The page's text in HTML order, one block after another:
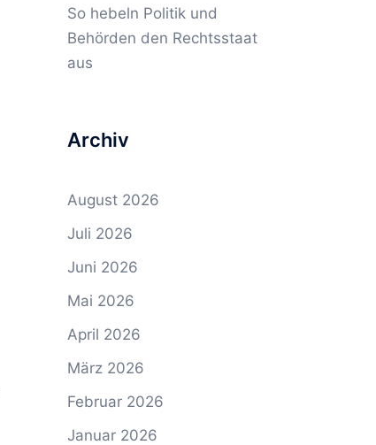
So hebeln Politik und
Behörden den Rechtsstaat
aus
Archiv
August 2026
Juli 2026
Juni 2026
Mai 2026
April 2026
März 2026
Februar 2026
Januar 2026